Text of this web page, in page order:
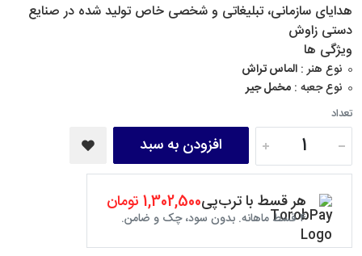
هدایای سازمانی، تبلیغاتی و شخصی خاص تولید شده در صنایع
دستی زاوش
ویژگی ها
نوع هنر : الماس تراش
نوع جعبه : مخمل جیر
تعداد
افزودن به سبد
هر قسط با ترب‌پی1,302,500 تومان
۴ قسط ماهانه. بدون سود، چک و ضامن.